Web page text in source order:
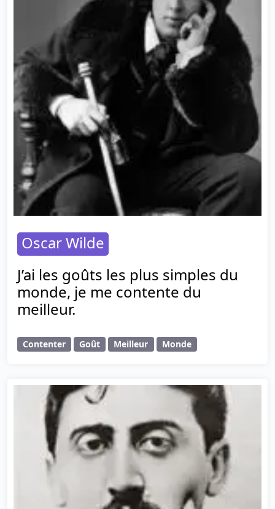
Oscar Wilde
J’ai les goûts les plus simples du
monde, je me contente du
meilleur.
Contenter Goût Meilleur Monde